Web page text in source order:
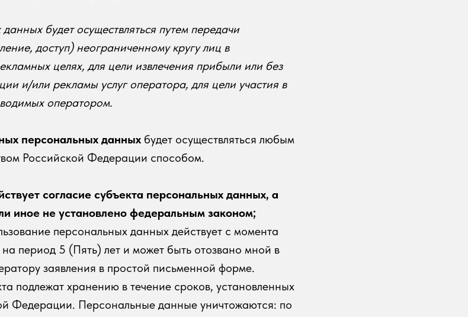
будет осуществляться путем передачи
доступ) неограниченному кругу лиц в
целях, для цели извлечения прибыли или без
и/или рекламы услуг оператора, для цели участия в
оператором.
персональных данных будет осуществляться любым
Российской Федерации способом.
согласие субъекта персональных данных, а
иное не установлено федеральным законом;
персональных данных действует с момента
период 5 (Пять) лет и может быть отозвано мной в
заявления в простой письменной форме.
подлежат хранению в течение сроков, установленных
Федерации. Персональные данные уничтожаются: по